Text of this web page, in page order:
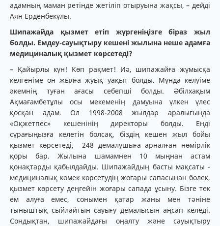
адамның маман ретінде жетіліп отыруына жақсы, – дейді
Аян Ерденбекұлы.
Шипажайда қызмет етіп жүргеніңізге біраз жыл
болды. Емдеу-сауықтыру кешені жылына неше адамға
медициналық қызмет көрсетеді?
– Қайырлы күн! Көп рақмет! Иә, шипажайға жұмысқа
келгеніме он жылға жуық уақыт болды. Мұнда келуіме
әкемнің туған ағасы себепші болды. Әбілхақым
Ақмағамбетұлы осы мекеменің дамуына үлкен үлес
қосқан адам. Ол 1998-2008 жылдар аралығында
«Оқжетпес» кешенінің директоры болды. Енді
сұрағыңызға келетін болсақ, біздің кешен жыл бойы
қызмет көрсетеді, 248 демалушыға арналған нөмірлік
қоры бар. Жылына шамамнен 10 мыңнан астам
қонақтарды қабылдайды. Шипажайдың басты мақсаты -
медициналық көмек көрсетудің жоғары сапасынан бөлек,
қызмет көрсету деңгейін жоғары сапада ұсыну. Бізге тек
ем алуға емес, сонымен қатар жаны мен тәніне
тыныштық сыйлайтын сауығу демалысын аңсап келеді.
Сондықтан, шипажайдағы оңалту және сауықтыру